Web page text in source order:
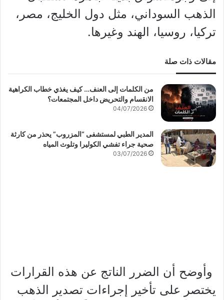
الذهب السوداني، مثل دول الخليج، مصر،
تركيا، روسيا، الهند وغيرها.
مقالات ذات صلة
من الكلمات إلى العنف… كيف يغذي خطاب الكراهية
الانقسام والتحريض داخل المجتمعات؟
04/07/2026
المدير الطبي لمستشفى “المزروب” يحذر من كارثة
صحية جراء تفشي الكوليرا وتلوث المياه
03/07/2026
وأوضح أن الضرر الناتج عن هذه القرارات
يختصر على تأخير إجراءات تصدير الذهب